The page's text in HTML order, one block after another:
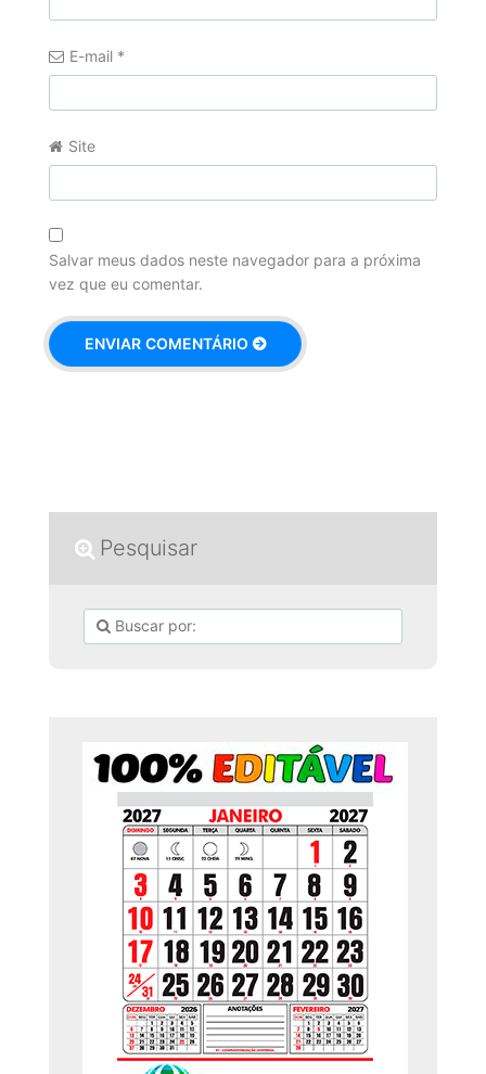
E-mail *
Site
Salvar meus dados neste navegador para a próxima
vez que eu comentar.
Pesquisar